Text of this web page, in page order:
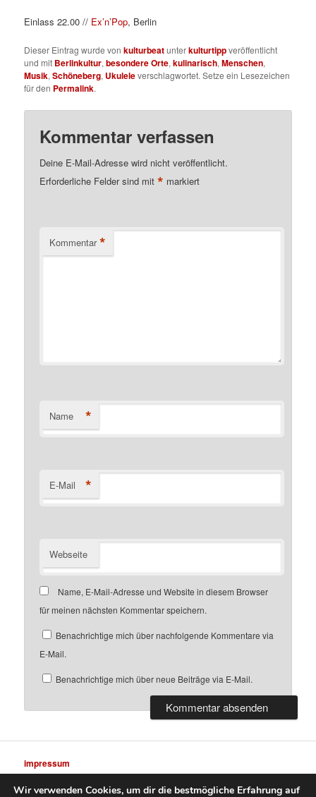
Einlass 22.00 // Ex’n’Pop, Berlin
Dieser Eintrag wurde vonkulturbeatunterkulturtippveröffentlicht
und mit Berlinkultur,besondere Orte,kulinarisch,Menschen,
Musik,Schöneberg, Ukuleleverschlagwortet. Setze ein Lesezeichen
für den Permalink.
Kommentar verfassen
Deine E-Mail-Adresse wird nicht veröffentlicht.
Erforderliche Felder sind mit* markiert
Kommentar *
Name *
E-Mail *
Webseite
Name, E-Mail-Adresse und Website in diesem Browser
für meinen nächsten Kommentar speichern.
Benachrichtige mich über nachfolgende Kommentare via
E-Mail.
Benachrichtige mich über neue Beiträge via E-Mail.
impressum
Wir verwenden Cookies, um dir die bestmögliche Erfahrung auf